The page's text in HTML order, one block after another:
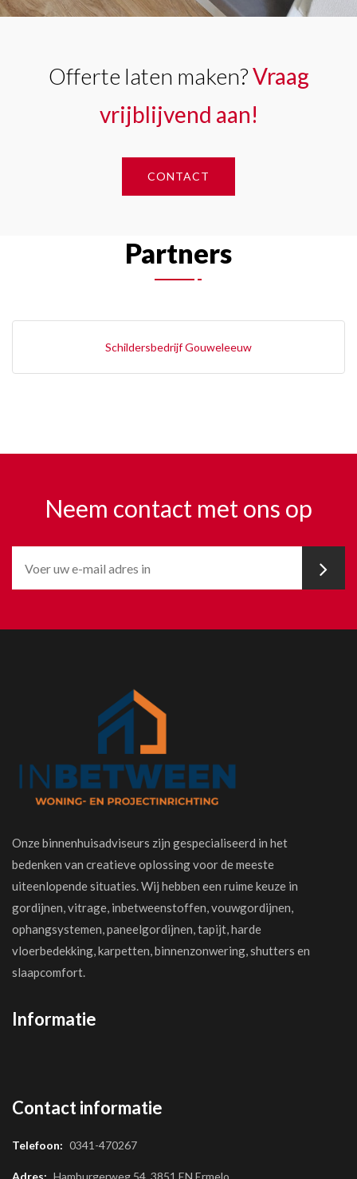
Offerte laten maken?Vraag
vrijblijvend aan!
CONTACT
Partners
Schildersbedrijf Gouweleeuw
Neem contact met ons op
Onze binnenhuisadviseurs zijn gespecialiseerd in het
bedenken van creatieve oplossing voor de meeste
uiteenlopende situaties. Wij hebben een ruime keuze in
gordijnen, vitrage, inbetweenstoffen, vouwgordijnen,
ophangsystemen, paneelgordijnen, tapijt, harde
vloerbedekking, karpetten, binnenzonwering, shutters en
slaapcomfort.
Informatie
Contact informatie
Telefoon: 0341-470267
Adres: Hamburgerweg 54, 3851 EN Ermelo